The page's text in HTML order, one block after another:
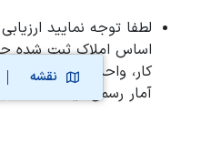
نقشه
لطفا توجه نمایید
اساس املاک ثبت شده
کار، واحد اداری و
آمار رسمی نیست.